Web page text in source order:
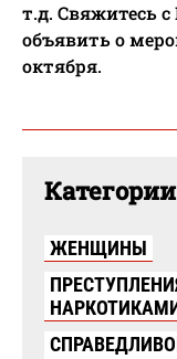
т.д. Свяжитесь
объявить о
октября.
Категории
ЖЕНЩИНЫ